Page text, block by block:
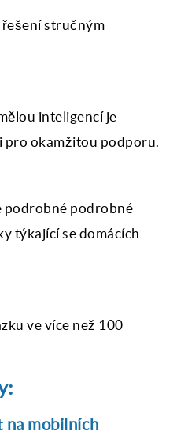
řešení stručným
inteligencí je
pro okamžitou podporu.
podrobné podrobné
týkající se domácích
ve více než 100
na mobilních